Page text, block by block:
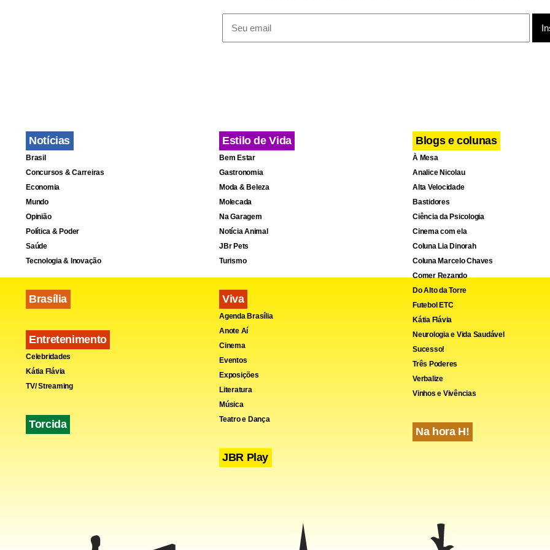
Notícias
Brasil
Concursos & Carreiras
Economia
Mundo
Opinião
Política & Poder
Saúde
Tecnologia & Inovação
Brasília
Entretenimento
Celebridades
Kátia Flávia
TV/ Streaming
Torcida
Estilo de Vida
Bem Estar
Gastronomia
Moda & Beleza
Molecada
Na Garagem
Notícia Animal
JBr Pets
Turismo
Viva
Agenda Brasília
Anote Aí
Cinema
Eventos
Exposições
Literatura
Música
Teatro e Dança
JBR Play
Blogs e colunas
À Mesa
Analice Nicolau
Alta Velocidade
Bastidores
Ciência da Psicologia
Cinema com ela
Coluna Lia Dinorah
Coluna Marcelo Chaves
Comer Rezando
Do Alto da Torre
Futebol ETC
Kátia Flávia
Neurologia e Vida Saudável
Sucesso!
Três Poderes
Verbalize
Vinhos e Vivências
Na hora H!